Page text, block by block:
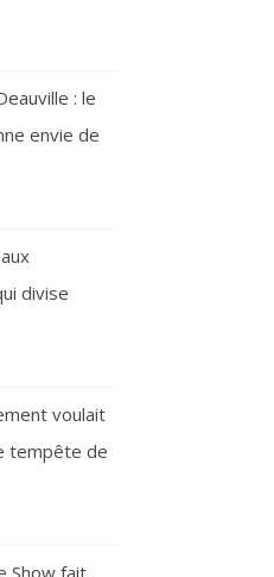
: le
envie de
divise
voulait
tempête de
Show fait